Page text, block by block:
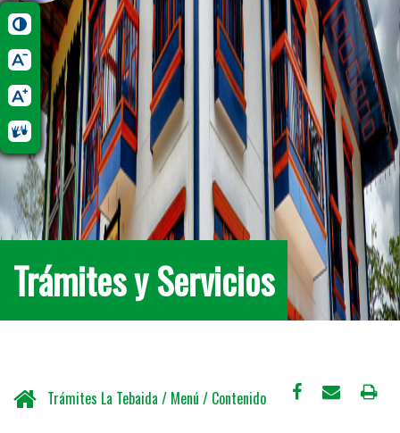
Trámites y Servicios
Trámites La Tebaida / Menú / Contenido